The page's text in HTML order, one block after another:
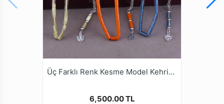
Üç Farklı Renk Kesme Model Kehribar Tesbihler
6,500.00 TL